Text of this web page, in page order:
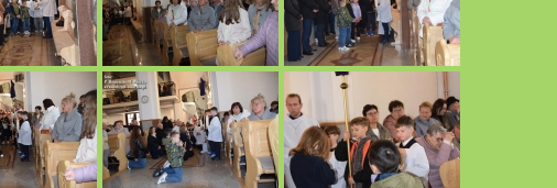
r.
i Mszą Świętą na cmentarzu 07-08.2025.
r.
27 - 30.04.2025 r.